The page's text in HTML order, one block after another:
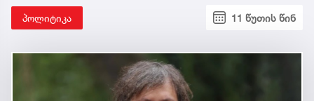
პოლიტიკა 11 წუთის წინ